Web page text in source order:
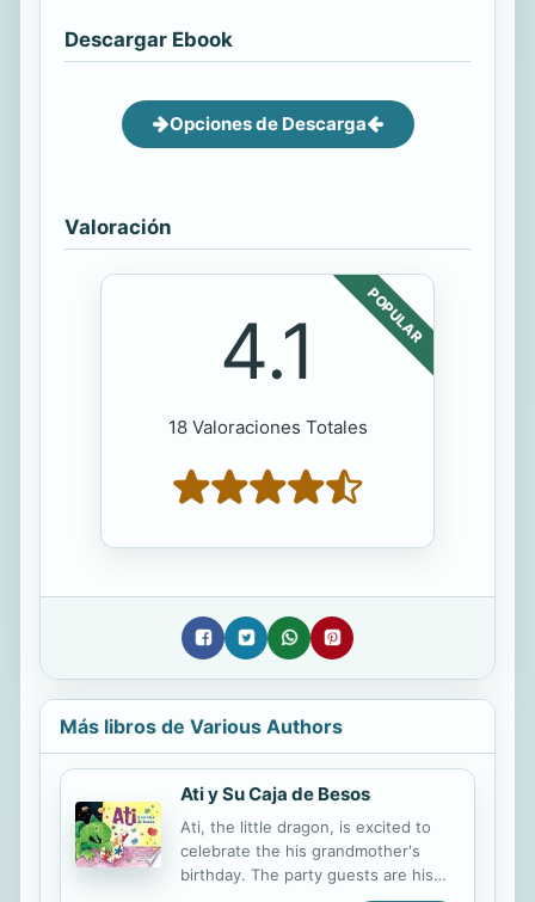
Descargar Ebook
Opciones de Descarga
Valoración
POPULAR
4.1
18 Valoraciones Totales
Más libros de Various Authors
Ati y Su Caja de Besos
Ati, the little dragon, is excited to
celebrate the his grandmother's
birthday. The party guests are his
aunts, including the dreaded Aunt